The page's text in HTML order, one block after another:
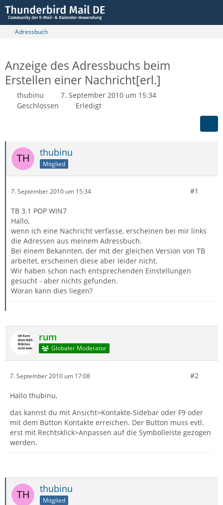
Adressbuch
Anzeige des Adressbuchs beim
Erstellen einer Nachricht[erl.]
thubinu
7. September 2010 um 15:34
Geschlossen
Erledigt
thubinu
Mitglied
7. September 2010 um 15:34 #1
TB 3.1 POP WIN7
Hallo,
wenn ich eine Nachricht verfasse, erscheinen bei mir links
die Adressen aus meinem Adressbuch.
Bei einem Bekannten, der mit der gleichen Version von TB
arbeitet, erscheinen diese aber leider nicht.
Wir haben schon nach entsprechenden Einstellungen
gesucht - aber nichts gefunden.
Woran kann dies liegen?
rum
Globaler Moderator
7. September 2010 um 17:08 #2
Hallo thubinu,
das kannst du mit Ansicht>Kontakte-Sidebar oder F9 oder
mit dem Button Kontakte erreichen. Der Button muss evtl.
erst mit Rechtsklick>Anpassen auf die Symbolleiste gezogen
werden.
thubinu
Mitglied